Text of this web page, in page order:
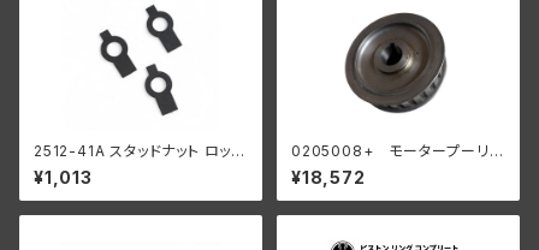
2512-41A スタッドナット ロック
ワッシャー 3個入
¥1,013
0205008+ モータープーリー
24T ベルトドライブ用 45" サイ
ドカー
¥18,572